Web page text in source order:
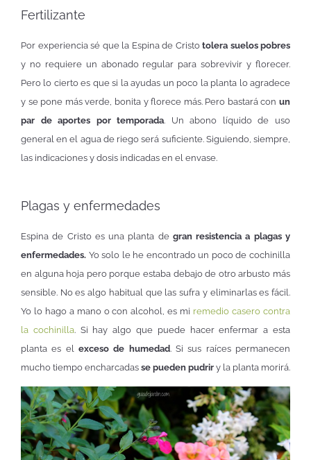
Fertilizante
Por experiencia sé que la Espina de Cristo tolera suelos pobres
y no requiere un abonado regular para sobrevivir y florecer.
Pero lo cierto es que si la ayudas un poco la planta lo agradece
y se pone más verde, bonita y florece más. Pero bastará con un
par de aportes por temporada. Un abono líquido de uso
general en el agua de riego será suficiente. Siguiendo, siempre,
las indicaciones y dosis indicadas en el envase.
Plagas y enfermedades
Espina de Cristo es una planta de gran resistencia a plagas y
enfermedades. Yo solo le he encontrado un poco de cochinilla
en alguna hoja pero porque estaba debajo de otro arbusto más
sensible. No es algo habitual que las sufra y eliminarlas es fácil.
Yo lo hago a mano o con alcohol, es mi remedio casero contra
la cochinilla. Si hay algo que puede hacer enfermar a esta
planta es el exceso de humedad. Si sus raíces permanecen
mucho tiempo encharcadas se pueden pudrir y la planta morirá.